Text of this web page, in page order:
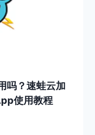
吗？速蛙云加
使用教程